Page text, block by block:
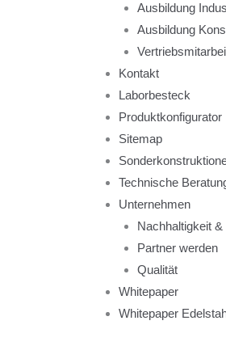
Ausbildung
Ausbildung
Kontakt
Laborbesteck
Produktkonfigurator
Sitemap
Technische
Unternehmen
Nachhaltigkeit
Partner werden
Qualität
Whitepaper
Whitepaper